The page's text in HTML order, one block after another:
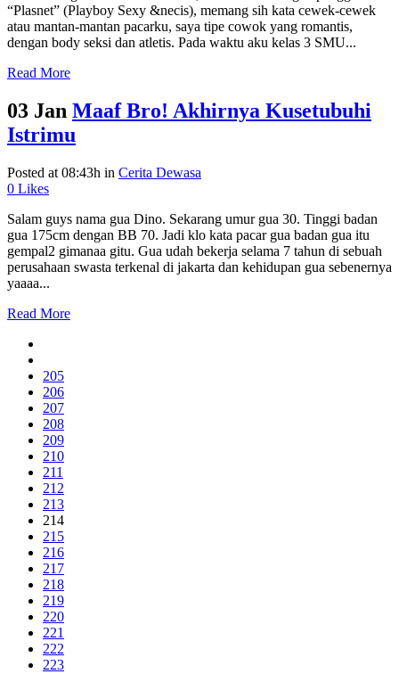
“Plasnet” (Playboy Sexy &necis), memang sih kata cewek-cewek
atau mantan-mantan pacarku, saya tipe cowok yang romantis,
dengan body seksi dan atletis. Pada waktu aku kelas 3 SMU...
Read More
03 Jan Maaf Bro! Akhirnya Kusetubuhi
Istrimu
Posted at 08:43h in Cerita Dewasa
0 Likes
Salam guys nama gua Dino. Sekarang umur gua 30. Tinggi badan
gua 175cm dengan BB 70. Jadi klo kata pacar gua badan gua itu
gempal2 gimanaa gitu. Gua udah bekerja selama 7 tahun di sebuah
perusahaan swasta terkenal di jakarta dan kehidupan gua sebenernya
yaaaa...
Read More
205
206
207
208
209
210
211
212
213
214
215
216
217
218
219
220
221
222
223